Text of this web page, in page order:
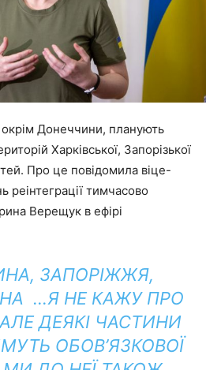
окрім Донеччини, планують
Харківської, Запорізької
Про це повідомила віце-
реінтеграції тимчасово
Верещук в ефірі
ЗАПОРІЖЖЯ,
…Я НЕ КАЖУ ПРО
ДЕЯКІ ЧАСТИНИ
ОБОВ’ЯЗКОВОЇ